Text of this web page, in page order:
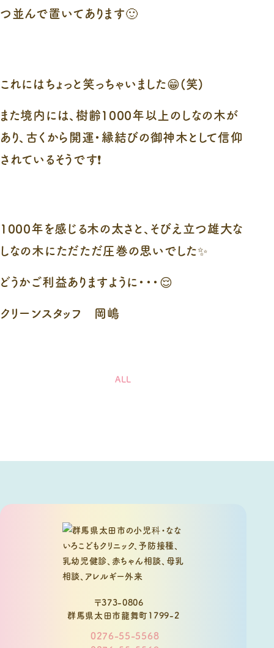
つ並んで置いてあります🙂
これにはちょっと笑っちゃいました😁(笑)
また境内には、樹齢1000年以上のしなの木が
あり、古くから開運・縁結びの御神木として信仰
されているそうです❗
1000年を感じる木の太さと、そびえ立つ雄大な
しなの木にただただ圧巻の思いでした✨
どうかご利益ありますように・・・😌
クリーンスタッフ 岡嶋
ALL
〒373-0806
群馬県太田市龍舞町1799-2
0276-55-5568